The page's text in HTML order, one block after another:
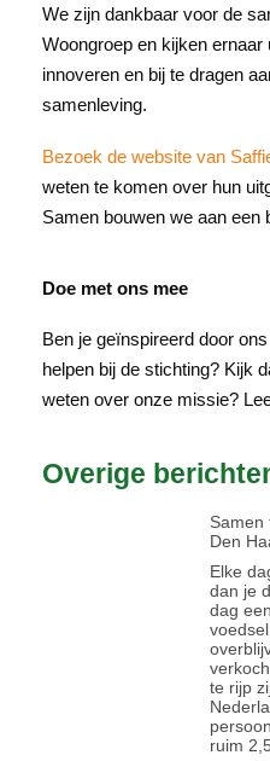
We zijn dankbaar voor de
Woongroep en kijken
innoveren en bij te dragen
samenleving.
Bezoek de website van
weten te komen over hun
Samen bouwen we aan een
Doe met ons mee
Ben je geïnspireerd door
helpen bij de stichting? Kijk
weten over onze missie?
Overige
Samen
Den
Elke
dan je
dag
te rijp
ruim